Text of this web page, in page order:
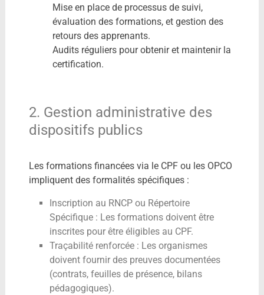
Mise en place de processus de suivi,
évaluation des formations, et gestion des
retours des apprenants.
Audits réguliers pour obtenir et maintenir la
certification.
2. Gestion administrative des
dispositifs publics
Les formations financées via le CPF ou les OPCO
impliquent des formalités spécifiques :
Inscription au RNCP ou Répertoire
Spécifique : Les formations doivent être
inscrites pour être éligibles au CPF.
Traçabilité renforcée : Les organismes
doivent fournir des preuves documentées
(contrats, feuilles de présence, bilans
pédagogiques).